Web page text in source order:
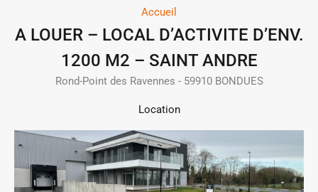
Accueil
A LOUER – LOCAL D’ACTIVITE D’ENV.
1200 M2 – SAINT ANDRE
Rond-Point des Ravennes - 59910 BONDUES
Location